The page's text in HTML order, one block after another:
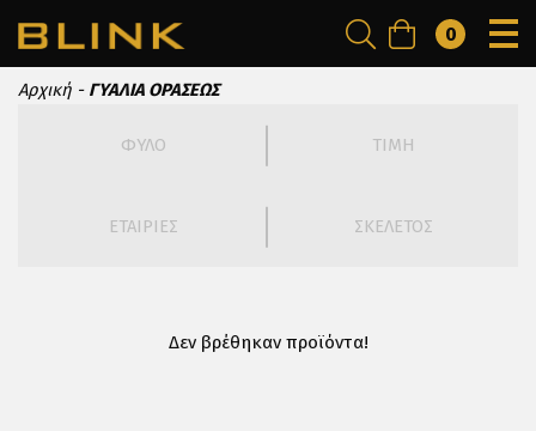
0
Αρχική ΓΥΑΛΙΑ ΟΡΑΣΕΩΣ
ΦΥΛΟ ΤΙΜΗ
ΕΤΑΙΡΙΕΣ ΣΚΕΛΕΤΟΣ
Δεν βρέθηκαν προϊόντα!